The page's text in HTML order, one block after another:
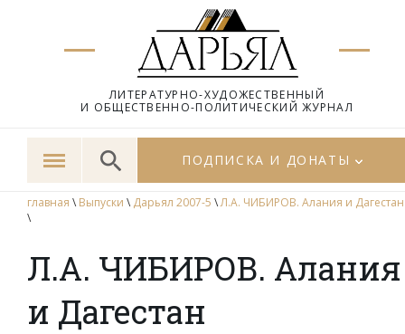
ЛИТЕРАТУРНО-ХУДОЖЕСТВЕННЫЙ
И ОБЩЕСТВЕННО-ПОЛИТИЧЕСКИЙ ЖУРНАЛ
ПОДПИСКА И ДОНАТЫ
главная \ Выпуски \ Дарьял 2007-5 \Л.А. ЧИБИРОВ. Алания и Дагестан
\
Л.А. ЧИБИРОВ. Алания
и Дагестан